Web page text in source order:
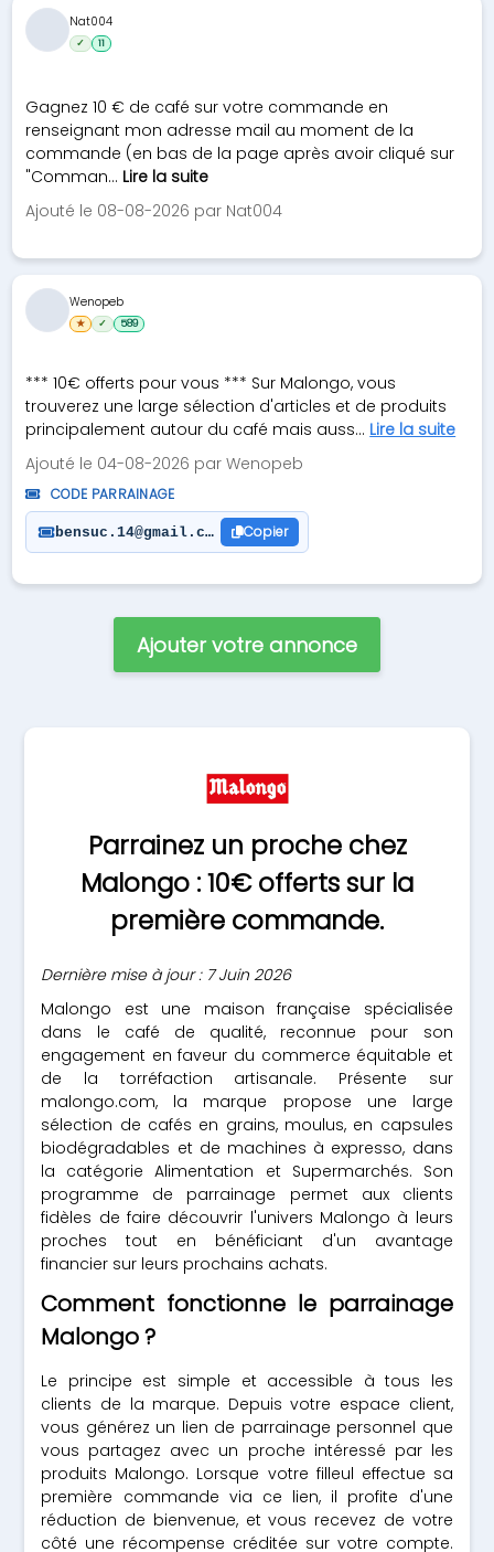
Gagnez 10 € de café sur votre commande en
renseignant mon adresse mail au moment de la
commande (en bas de la page après avoir cliqué sur
"Comman... Lire la suite
Ajouté le 08-08-2026 par Nat004
Nat004
✓ 11
*** 10€ offerts pour vous *** Sur Malongo, vous
trouverez une large sélection d'articles et de produits
principalement autour du café mais auss... Lire la suite
Ajouté le 04-08-2026 par Wenopeb
CODE PARRAINAGE
bensuc.14@gmail.com Copier
Wenopeb
★ ✓ 589
Ajouter votre annonce
Parrainez un proche chez
Malongo : 10€ offerts sur la
première commande.
Dernière mise à jour : 7 Juin 2026
Malongo est une maison française spécialisée
dans le café de qualité, reconnue pour son
engagement en faveur du commerce équitable et
de la torréfaction artisanale. Présente sur
malongo.com, la marque propose une large
sélection de cafés en grains, moulus, en capsules
biodégradables et de machines à expresso, dans
la catégorie Alimentation et Supermarchés. Son
programme de parrainage permet aux clients
fidèles de faire découvrir l'univers Malongo à leurs
proches tout en bénéficiant d'un avantage
financier sur leurs prochains achats.
Comment fonctionne le parrainage
Malongo ?
Le principe est simple et accessible à tous les
clients de la marque. Depuis votre espace client,
vous générez un lien de parrainage personnel que
vous partagez avec un proche intéressé par les
produits Malongo. Lorsque votre filleul effectue sa
première commande via ce lien, il profite d'une
réduction de bienvenue, et vous recevez de votre
côté une récompense créditée sur votre compte.